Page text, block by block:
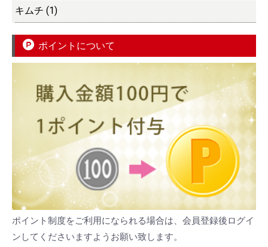
キムチ (1)
ポイントについて
ポイント制度をご利用になられる場合は、会員登録後ログイ
ンしてくださいますようお願い致します。